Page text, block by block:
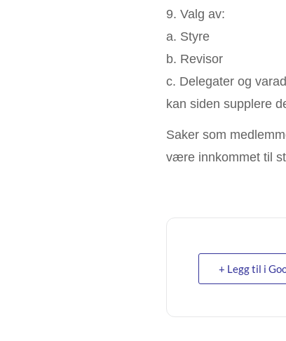
9. Valg av:
a. Styre
b. Revisor
c. Delegater og
kan siden supplere
Saker som
være innkommet til
+ Legg til i